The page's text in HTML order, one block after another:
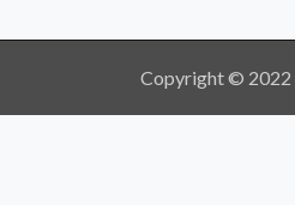
Copyright © 2022